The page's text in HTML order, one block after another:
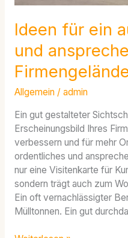
Ideen für ein
und
Allgemein/ admin
Ein gut gestalteter
Erscheinungsbild Ihres
verbessern und für mehr
ordentliches und
nur eine Visitenkarte für
sondern trägt auch zum
Ein oft vernachlässigter
Mülltonnen. Ein gut